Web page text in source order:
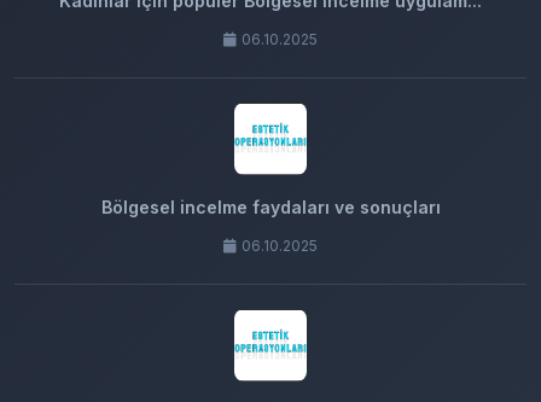
06.10.2025
Bölgesel incelme faydaları ve sonuçları
06.10.2025